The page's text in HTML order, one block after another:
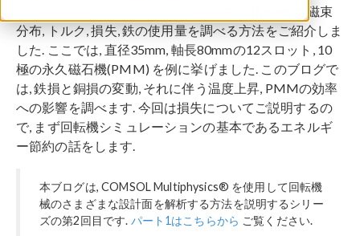
について, 回転機械の磁束
分布, トルク, 損失, 鉄の使用量を調べる方法をご紹介しま
した. ここでは, 直径35mm, 軸長80mmの12スロット, 10
極の永久磁石機(PMM) を例に挙げました. このブログで
は, 鉄損と銅損の変動, それに伴う温度上昇, PMMの効率
への影響を調べます. 今回は損失についてご説明するの
で, まず回転機シミュレーションの基本であるエネルギ
ー節約の話をします.
本ブログは, COMSOL Multiphysics® を使用して回転機
械のさまざまな設計面を解析する方法を説明するシリー
ズの第2回目です. パート1はこちらから ご覧ください.